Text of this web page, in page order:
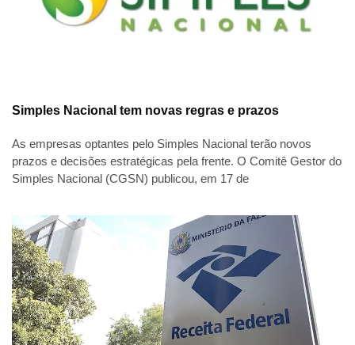
Simples Nacional tem novas regras e prazos
As empresas optantes pelo Simples Nacional terão novos
prazos e decisões estratégicas pela frente. O Comitê Gestor do
Simples Nacional (CGSN) publicou, em 17 de